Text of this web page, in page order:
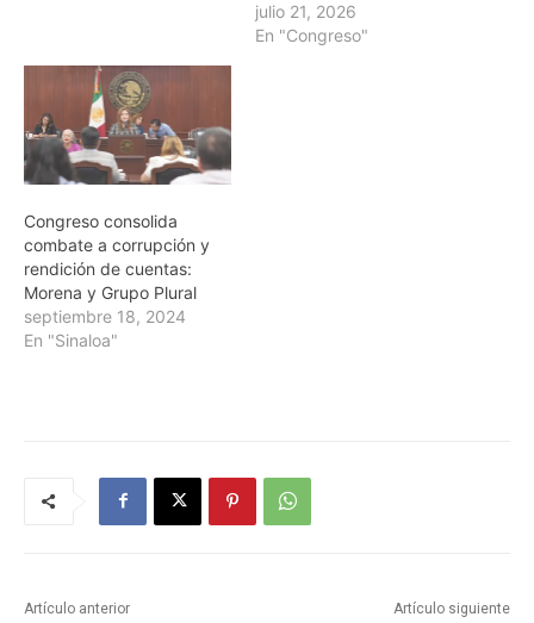
julio 21, 2026
En "Congreso"
Congreso consolida
combate a corrupción y
rendición de cuentas:
Morena y Grupo Plural
septiembre 18, 2024
En "Sinaloa"
Artículo anterior Artículo siguiente